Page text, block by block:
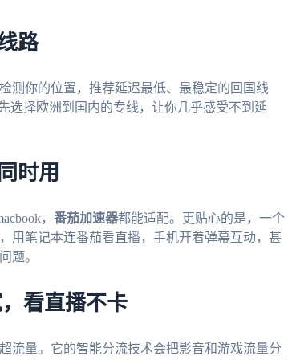
路
测你的位置，推荐延迟最低、最稳定的回国线
选择欧洲到国内的专线，让你几乎感受不到延
时用
， 番茄加速器都能适配。更贴心的是，一个
用笔记本连番茄看直播，手机开着弹幕互动，甚
题。
看直播不卡
流量。它的智能分流技术会把影音和游戏流量分